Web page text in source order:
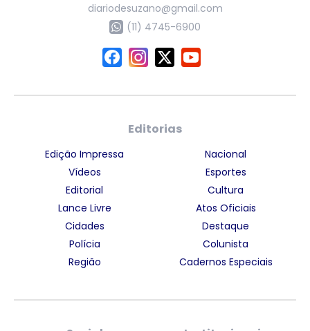
diariodesuzano@gmail.com
(11) 4745-6900
Editorias
Edição Impressa
Vídeos
Editorial
Lance Livre
Cidades
Polícia
Região
Nacional
Esportes
Cultura
Atos Oficiais
Destaque
Colunista
Cadernos Especiais